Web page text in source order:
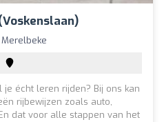
je écht leren rijden? Bij ons kan
rijbewijzen zoals auto,
dat voor alle stappen van het